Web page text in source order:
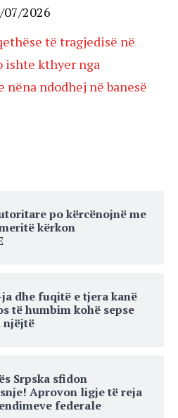
07/2026
të tragjedisë në
ishte kthyer nga
nëna ndodhej në banesë
po kërcënojnë me
kërkon
dhe fuqitë e tjera kanë
të humbim kohë sepse
njëjtë
Srpska sfidon
Aprovon ligje të reja
federale